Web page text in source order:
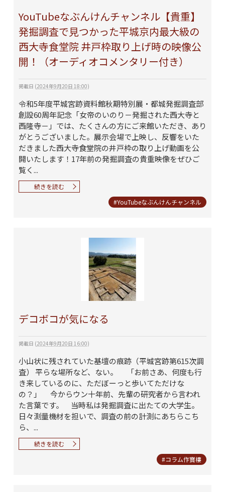
YouTubeなぶんけんチャンネル【貴重】
発掘調査で見つかった平城京内最大級の
西大寺食堂院 井戸枠取り上げ時の映像公
開！（オーディオコメンタリー付き）
掲載日 (2024年9月20日 18:00)
令和5年度平城宮跡資料館秋期特別展・都城発掘調査部
創設60周年記念「女帝のいのり－発掘された西大寺と
西隆寺－」では、たくさんの方にご来館いただき、あり
がとうございました。展示会場で上映し、反響をいた
だきました西大寺食堂院の井戸枠の取り上げ動画を公
開いたします！17年前の発掘調査の貴重映像をぜひご
覧く...
続きを読む
#YouTubeなぶんけんチャンネル
デコボコが気になる
掲載日 (2024年9月20日 16:00)
小山状に残されていた基壇の痕跡（平城宮跡第615次調
査） 平らな場所など、ない。 「お前さあ、何度も行
き来しているのに、ただぼーっと歩いてただけな
の？」 今からウン十年前、先輩の研究者から言われ
た言葉です。 当時私は発掘調査に出たての大学生。
日々測量機材を担いで、調査の前の計測にあちらこち
ら、...
続きを読む
#コラム作寶樓